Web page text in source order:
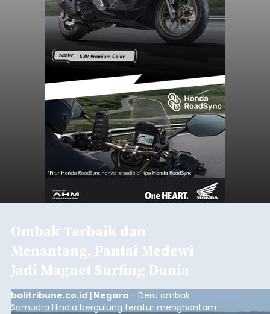
Ombak Terbaik dan
Menantang, Pantai Medewi
Jadi Magnet Surfing Dunia
balitribune.co.id | Negara - Deru ombak
Samudra Hindia bergulung teratur menghantam